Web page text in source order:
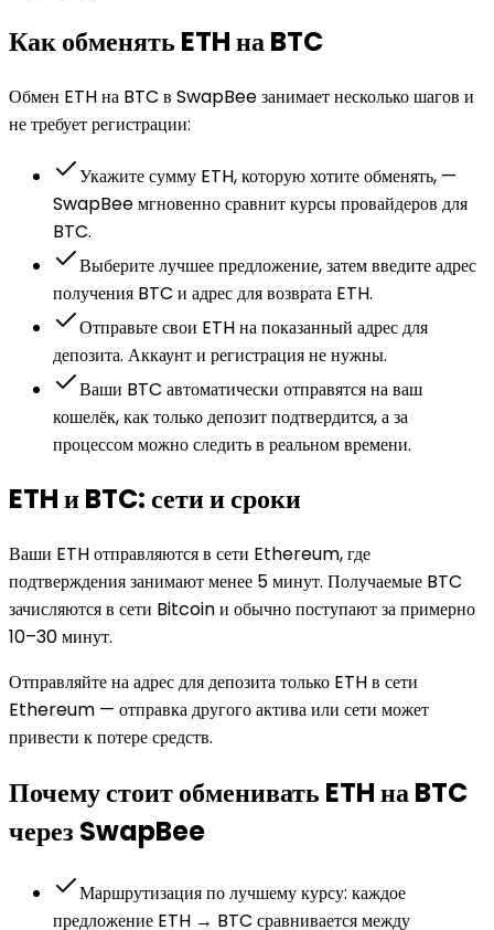
Как обменять ETH на BTC
Обмен ETH на BTC в SwapBee занимает несколько шагов и
не требует регистрации:
Укажите сумму ETH, которую хотите обменять, —
SwapBee мгновенно сравнит курсы провайдеров для
BTC.
Выберите лучшее предложение, затем введите адрес
получения BTC и адрес для возврата ETH.
Отправьте свои ETH на показанный адрес для
депозита. Аккаунт и регистрация не нужны.
Ваши BTC автоматически отправятся на ваш
кошелёк, как только депозит подтвердится, а за
процессом можно следить в реальном времени.
ETH и BTC: сети и сроки
Ваши ETH отправляются в сети Ethereum, где
подтверждения занимают менее 5 минут. Получаемые BTC
зачисляются в сети Bitcoin и обычно поступают за примерно
10–30 минут.
Отправляйте на адрес для депозита только ETH в сети
Ethereum — отправка другого актива или сети может
привести к потере средств.
Почему стоит обменивать ETH на BTC
через SwapBee
Маршрутизация по лучшему курсу: каждое
предложение ETH → BTC сравнивается между